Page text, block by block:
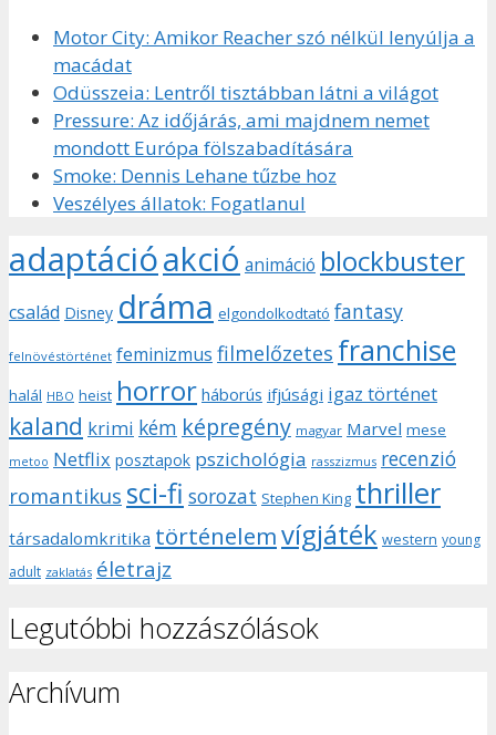
Motor City: Amikor Reacher szó nélkül lenyúlja a
macádat
Odüsszeia: Lentről tisztábban látni a világot
Pressure: Az időjárás, ami majdnem nemet
mondott Európa fölszabadítására
Smoke: Dennis Lehane tűzbe hoz
Veszélyes állatok: Fogatlanul
adaptációakció animáció blockbuster
család Disney dráma elgondolkodtató fantasy
felnövéstörténet feminizmus filmelőzetes franchise
halál HBO heist horror háborús ifjúsági igaz történet
kaland krimi kém képregény magyar Marvel mese
metoo Netflix posztapok pszichológia rasszizmus recenzió
romantikus sci-fi sorozat Stephen King thriller
társadalomkritika történelemvígjáték western young
adult zaklatás életrajz
Legutóbbi hozzászólások
Archívum